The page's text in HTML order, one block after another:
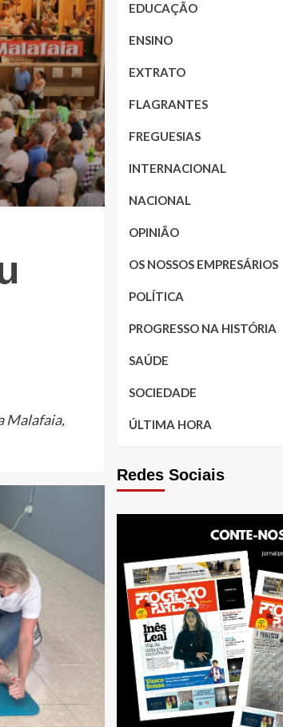
Malafaia,
EDUCAÇÃO
ENSINO
EXTRATO
FLAGRANTES
FREGUESIAS
INTERNACIONAL
NACIONAL
OPINIÃO
OS NOSSOS EMPRESÁRIOS
POLÍTICA
PROGRESSO NA HISTÓRIA
SAÚDE
SOCIEDADE
ÚLTIMA HORA
Redes Sociais